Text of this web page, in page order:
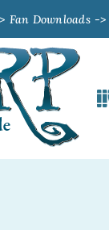
Fan Downloads